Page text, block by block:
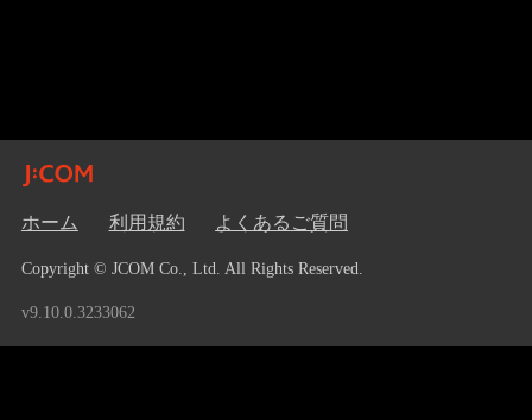
ホーム 利用規約 よくあるご質問
Copyright © JCOM Co., Ltd. All Rights Reserved.
v9.10.0.3233062